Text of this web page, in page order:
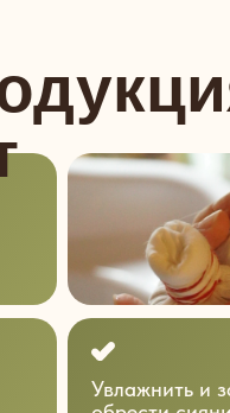
Увлажнить и